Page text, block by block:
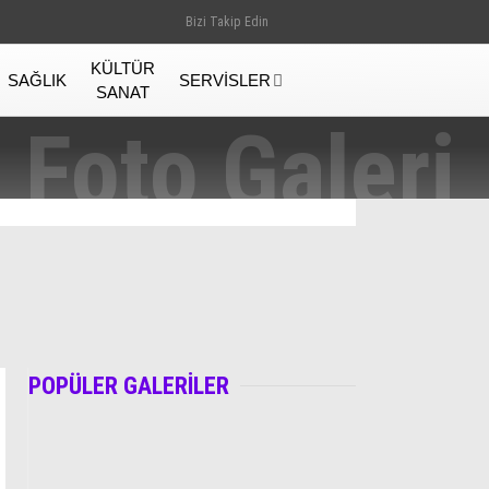
Bizi Takip Edin
SAĞLIK
KÜLTÜR
SANAT
SERVISLER
POPÜLER GALERİLER